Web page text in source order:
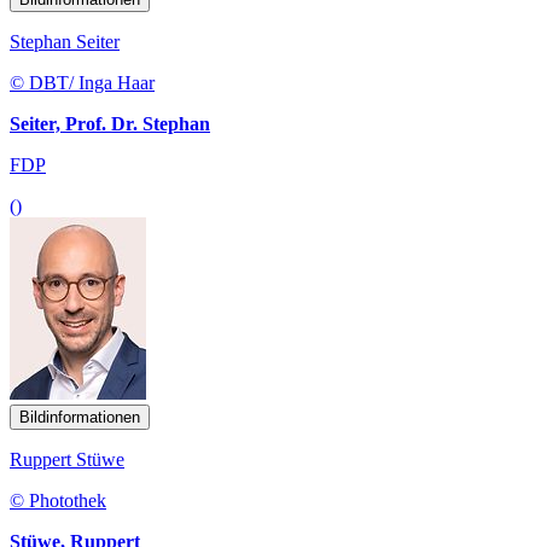
Stephan Seiter
© DBT/ Inga Haar
Seiter, Prof. Dr. Stephan
FDP
()
Bildinformationen
Ruppert Stüwe
© Photothek
Stüwe, Ruppert